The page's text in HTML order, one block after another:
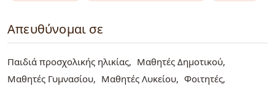
Απευθύνομαι σε
Παιδιά προσχολικής ηλικίας
Μαθητές Δημοτικού
Μαθητές Γυμνασίου
Μαθητές Λυκείου
Φοιτητές